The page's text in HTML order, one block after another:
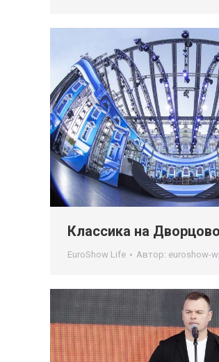
Классика на
EuroShow Life Автор: euroshow-